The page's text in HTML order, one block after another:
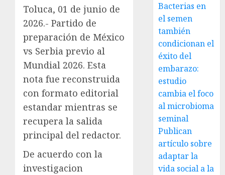
Toluca, 01 de junio de
2026.- Partido de
preparación de México
vs Serbia previo al
Mundial 2026. Esta
nota fue reconstruida
con formato editorial
estandar mientras se
recupera la salida
principal del redactor.
De acuerdo con la
investigacion
Bacterias en
el semen
también
condicionan el
éxito del
embarazo:
estudio
cambia el foco
al microbioma
seminal
Publican
artículo sobre
adaptar la
vida social a la